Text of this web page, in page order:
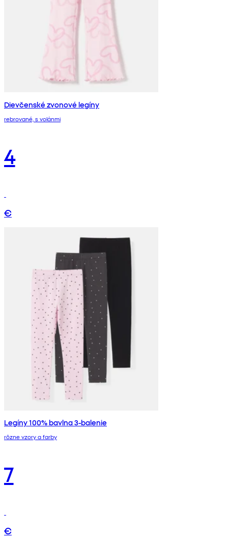
Dievčenské zvonové legíny
rebrované, s volánmi
4
€
Legíny 100% bavlna 3-balenie
rôzne vzory a farby
7
€